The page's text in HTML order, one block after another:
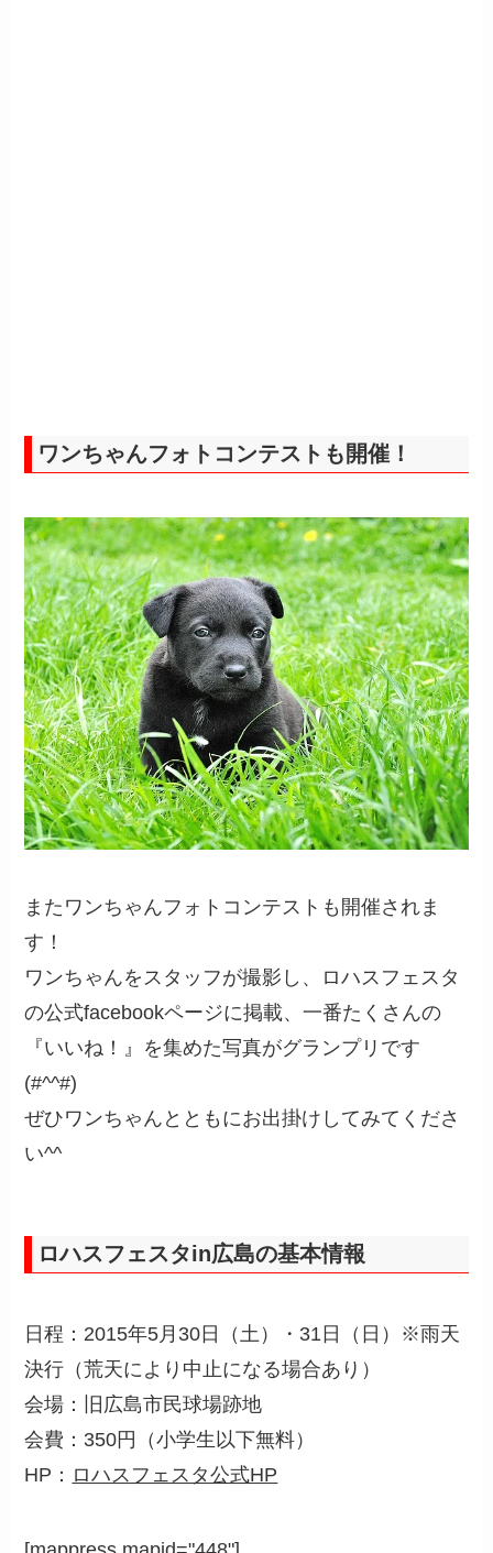
ワンちゃんフォトコンテストも開催！
またワンちゃんフォトコンテストも開催されま
す！
ワンちゃんをスタッフが撮影し、ロハスフェスタ
の公式facebookページに掲載、一番たくさんの
『いいね！』を集めた写真がグランプリです
(#^^#)
ぜひワンちゃんとともにお出掛けしてみてくださ
い^^
ロハスフェスタin広島の基本情報
日程：2015年5月30日（土）・31日（日）※雨天
決行（荒天により中止になる場合あり）
会場：旧広島市民球場跡地
会費：350円（小学生以下無料）
HP： ロハスフェスタ公式HP